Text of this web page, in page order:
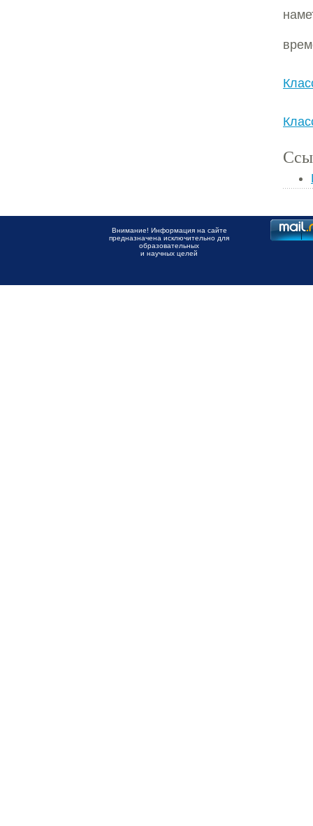
Внимание! Информация на сайте
предназначена исключительно для
образовательных
и научных целей